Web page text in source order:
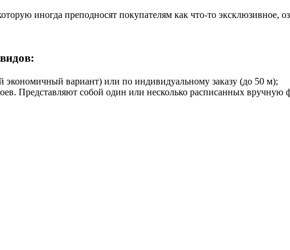
иногда преподносят покупателям как что-то эксклюзивное,
вариант) или по индивидуальному заказу (до 50 м);
Представляют собой один или несколько расписанных вручную